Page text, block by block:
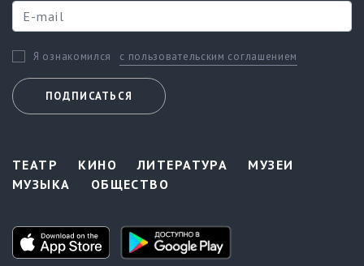
Я ознакомился с пользовательским соглашением
ПОДПИСАТЬСЯ
ТЕАТР КИНО ЛИТЕРАТУРА
МУЗЕИ
МУЗЫКА
ОБЩЕСТВО